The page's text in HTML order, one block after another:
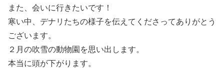
また、会いに行きたいです！
寒い中、デナリたちの様子を伝えてくださってありがとう
ございます。
２月の吹雪の動物園を思い出します。
本当に頭が下がります。